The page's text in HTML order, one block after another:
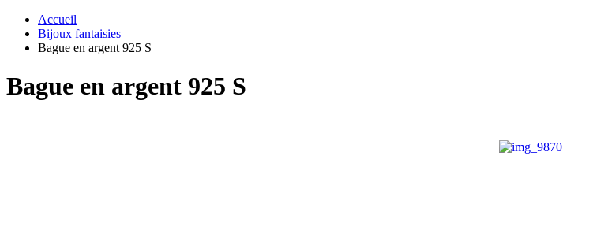
Accueil
Bijoux fantaisies
Bague en argent 925 S
Bague en argent 925 S